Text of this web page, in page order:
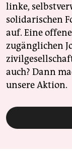
linke,
solidarischen
auf. Eine
zugänglichen
auch? Dann
unsere Aktion.